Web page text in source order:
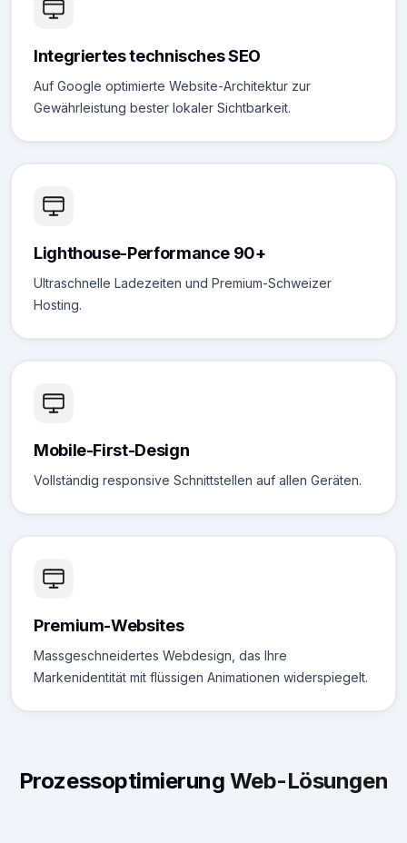
Integriertes technisches SEO
Auf Google optimierte Website-Architektur zur
Gewährleistung bester lokaler Sichtbarkeit.
Lighthouse-Performance 90+
Ultraschnelle Ladezeiten und Premium-Schweizer
Hosting.
Mobile-First-Design
Vollständig responsive Schnittstellen auf allen Geräten.
Premium-Websites
Massgeschneidertes Webdesign, das Ihre
Markenidentität mit flüssigen Animationen widerspiegelt.
Prozessoptimierung Web-Lösungen